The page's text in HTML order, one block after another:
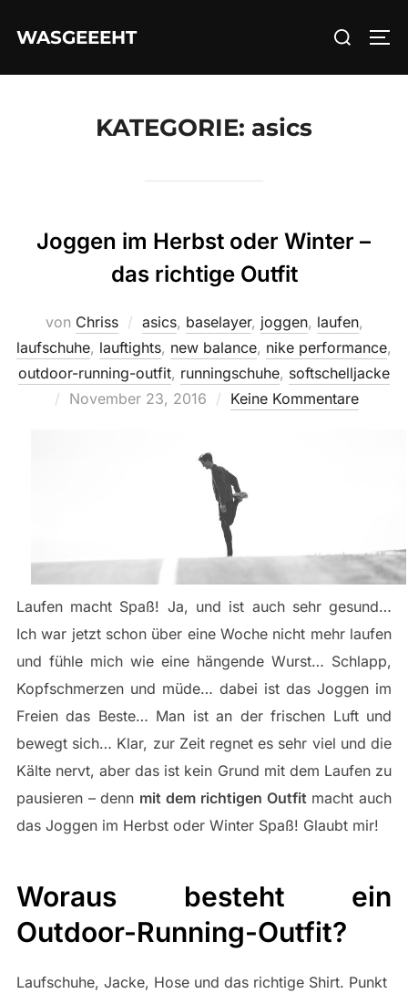
InhaltWASGEEEHT
Suchen
KATEGORIE: asics
Joggen im Herbst oder Winter –
das richtige Outfit
von Chriss asics, baselayer, joggen, laufen,
laufschuhe, lauftights, new balance, nike performance,
outdoor-running-outfit, runningschuhe, softschelljacke
Veröffentlicht
November 23, 2016 Keine Kommentare
Laufen macht Spaß! Ja, und ist auch sehr gesund…
Ich war jetzt schon über eine Woche nicht mehr laufen
und fühle mich wie eine hängende Wurst… Schlapp,
Kopfschmerzen und müde… dabei ist das Joggen im
Freien das Beste… Man ist an der frischen Luft und
bewegt sich… Klar, zur Zeit regnet es sehr viel und die
Kälte nervt, aber das ist kein Grund mit dem Laufen zu
pausieren – denn mit dem richtigen Outfitmacht auch
das Joggen im Herbst oder Winter Spaß! Glaubt mir!
Woraus besteht ein
Outdoor-Running-Outfit?
Laufschuhe, Jacke, Hose und das richtige Shirt. Punkt